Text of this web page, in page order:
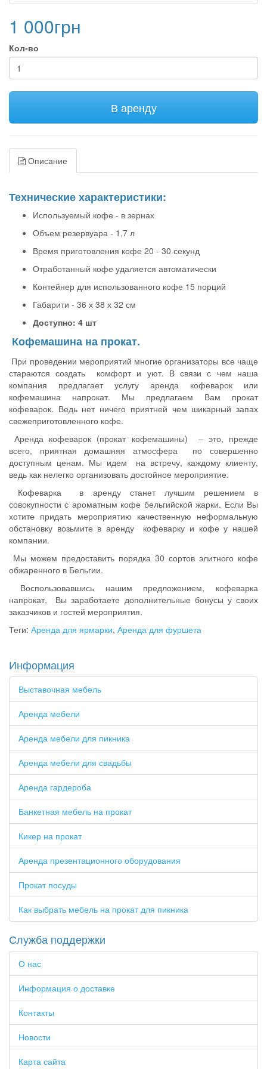
1 000грн
Кол-во
В аренду
Описание
Технические характеристики:
Используемый кофе - в зернах
Объем резервуара - 1,7 л
Время приготовления кофе 20 - 30 секунд
Отработанный кофе удаляется автоматически
Контейнер для использованного кофе 15 порций
Габарити - 36 х 38 х 32 см
Доступно: 4 шт
Кофемашина на прокат.
При проведении мероприятий многие организаторы все чаще
стараются создать
комфорт и уют. В связи с чем наша
компания предлагает услугу аренда кофеварок или
кофемашина напрокат. Мы предлагаем Вам прокат
кофеварок. Ведь нет ничего приятней чем шикарный запах
свежеприготовленного кофе.
Аренда кофеварок (прокат кофемашины) – это, прежде
всего, приятная домашняя атмосфера
по совершенно
доступным ценам. Мы идем
на встречу, каждому клиенту,
ведь как нелегко организовать достойное мероприятие.
Кофеварка
в аренду станет лучшим решением в
совокупности с ароматным кофе бельгийской жарки. Если Вы
хотите придать мероприятию качественную неформальную
обстановку возьмите в аренду
кофеварку и кофе у нашей
компании.
Мы можем предоставить порядка 30 сортов элитного кофе
обжаренного в Бельгии.
Воспользовавшись нашим предложением, кофеварка
напрокат,
Вы заработаете дополнительные бонусы у своих
заказчиков и гостей мероприятия.
Теги: Аренда для ярмарки, Аренда для фуршета
Информация
Выставочная мебель
Аренда мебели
Аренда мебели для пикника
Аренда мебели для свадьбы
Аренда гардероба
Банкетная мебель на прокат
Кикер на прокат
Аренда презентационного оборудования
Прокат посуды
Как выбрать мебель на прокат для пикника
Служба поддержки
О нас
Информация о доставке
Контакты
Новости
Карта сайта